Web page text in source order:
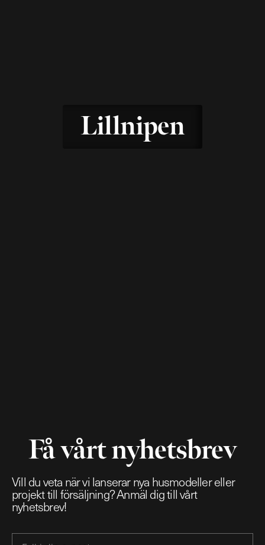
Lillnipen
Få vårt nyhetsbrev
Vill du veta när vi lanserar nya husmodeller eller
projekt till försäljning? Anmäl dig till vårt
nyhetsbrev!